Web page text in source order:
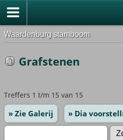
Waardenburg stamboom
Grafstenen
Treffers 1 t/m 15 van 15
» Zie Galerij » Dia